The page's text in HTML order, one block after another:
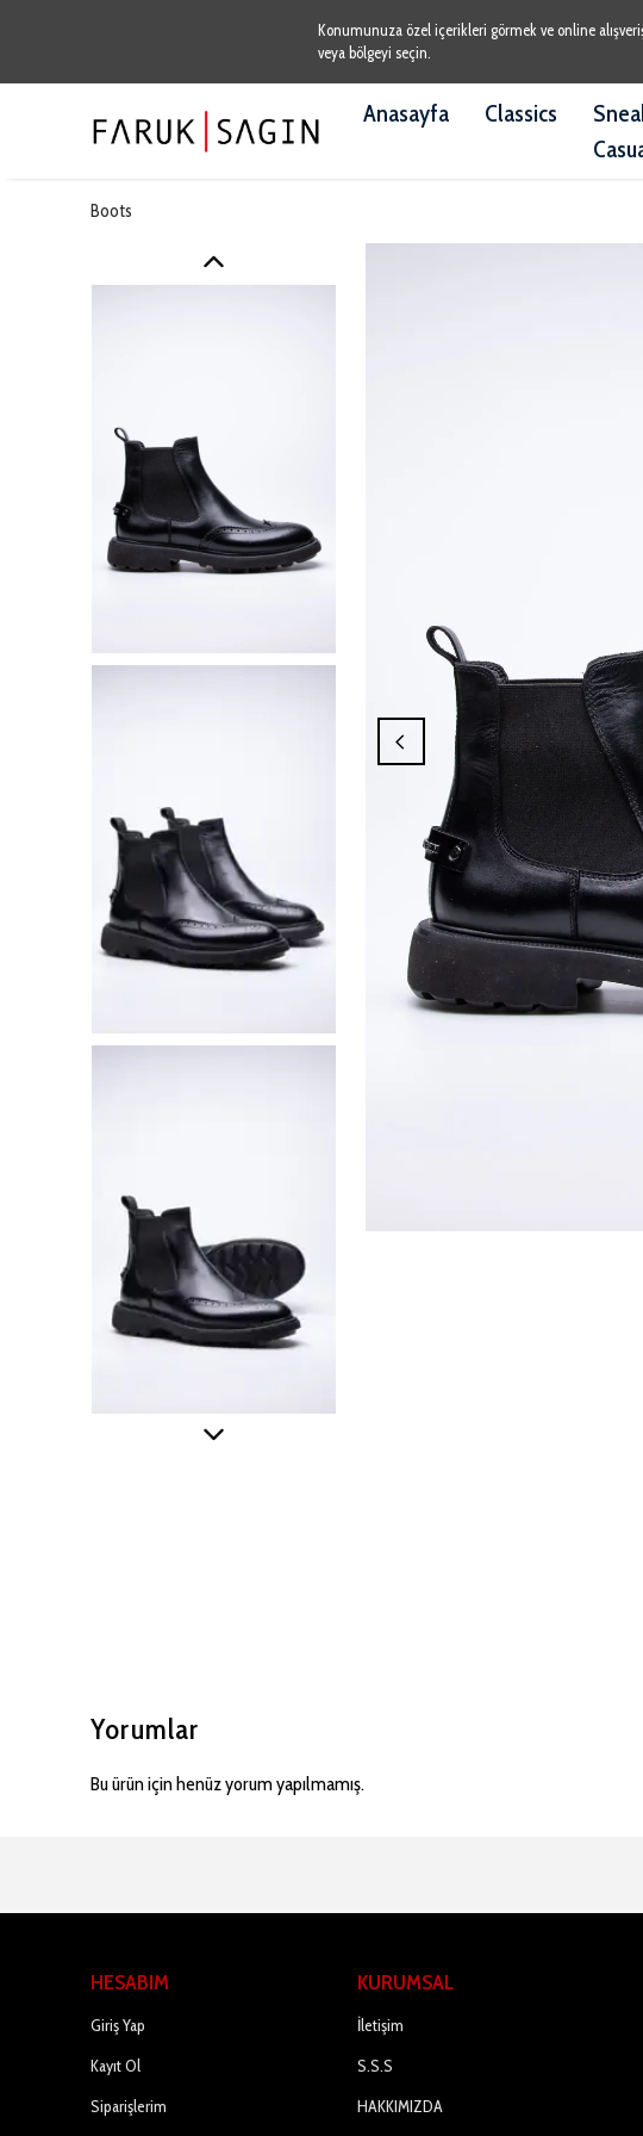
Konumunuza özel içerikleri görmek ve online
veya bölgeyi seçin.
Anasayfa Classics
Boots
Yorumlar
Bu ürün için henüz yorum yapılmamış.
HESABIM
Giriş Yap
Kayıt Ol
Siparişlerim
KURUMSAL
İletişim
S.S.S
HAKKIMIZDA